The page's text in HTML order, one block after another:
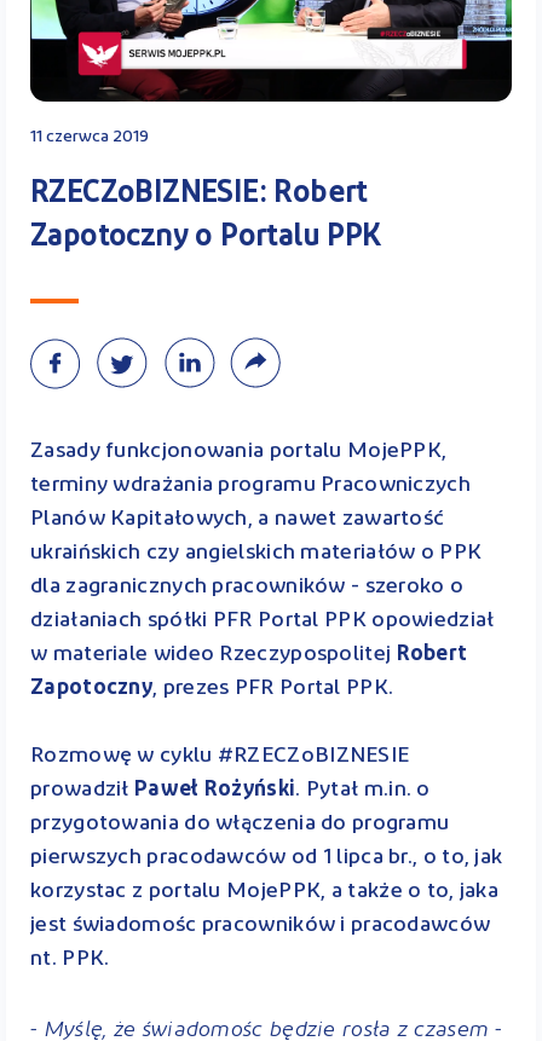
Kontakt
A
11 czerwca 2019
RZECZoBIZNESIE: Robert
Zapotoczny o Portalu PPK
Zasady funkcjonowania portalu MojePPK,
terminy wdrażania programu Pracowniczych
Planów Kapitałowych, a nawet zawartość
ukraińskich czy angielskich materiałów o PPK
dla zagranicznych pracowników - szeroko o
działaniach spółki PFR Portal PPK opowiedział
w materiale wideo Rzeczypospolitej Robert
Zapotoczny, prezes PFR Portal PPK.
Rozmowę w cyklu #RZECZoBIZNESIE
prowadził Paweł Rożyński. Pytał m.in. o
przygotowania do włączenia do programu
pierwszych pracodawców od 1 lipca br., o to, jak
korzystac z portalu MojePPK, a także o to, jaka
jest świadomośc pracowników i pracodawców
nt. PPK.
- Myślę, że świadomośc będzie rosła z czasem -